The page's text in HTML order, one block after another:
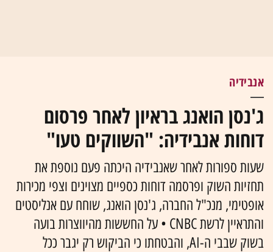
אנבידיה
ג'נסן הואנג בראיון לאחר פרסום
דוחות אנבידיה: "השווקים טעו"
שעות ספורות לאחר שאנבידיה היכתה פעם נוספת את
תחזיות השוק ופרסמה דוחות כספיים מצוינים וצפי מכירות
אופטימי, מנכ"ל החברה, ג'נסן הואנג, שוחח עם אנליסטים
והתראיין לרשת CNBC • על החששות מהיווצרות בועה
בשוק שבבי ה-AI, והבטחתו כי הביקוש רק יגבר ככל